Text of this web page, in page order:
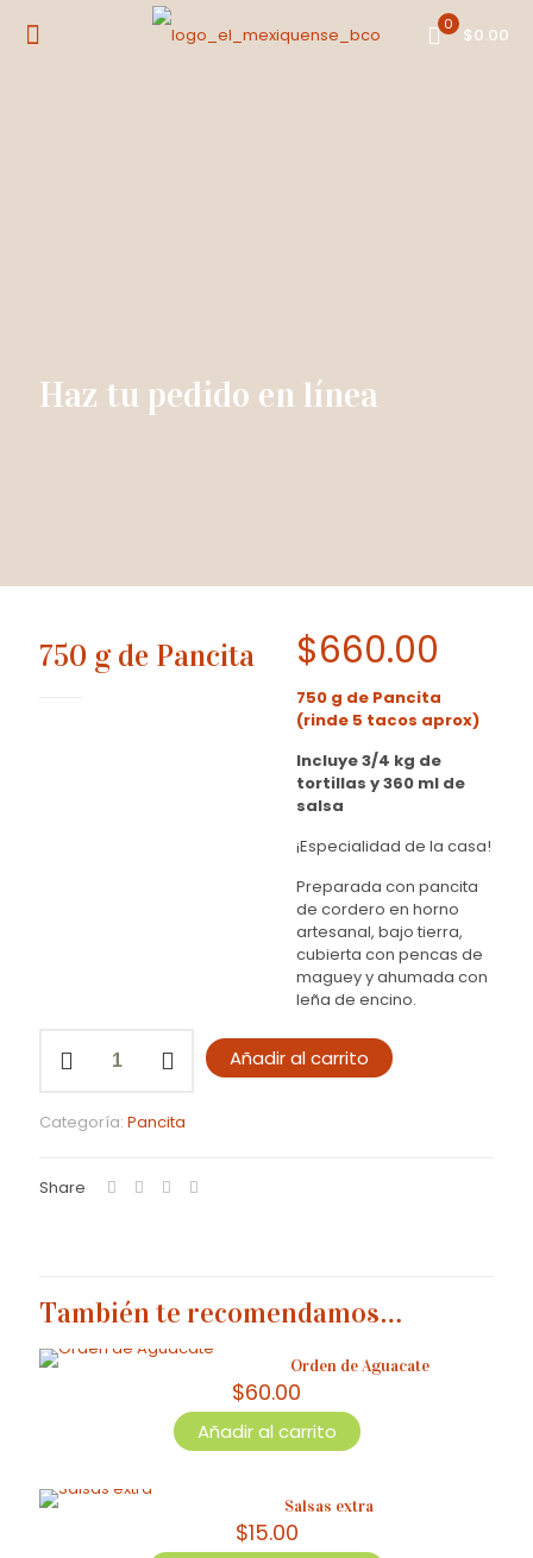
0 $0.00
Haz tu pedido en línea
750 g de Pancita $660.00
750 g de Pancita
(rinde 5 tacos aprox)
Incluye 3/4 kg de
tortillas y 360 ml de
salsa
¡Especialidad de la casa!
Preparada con pancita
de cordero en horno
artesanal, bajo tierra,
cubierta con pencas de
maguey y ahumada con
leña de encino.
cantidad
Añadir al carrito
Categoría: Pancita
Share
También te recomendamos…
Orden de Aguacate
$60.00
Añadir al carrito
Salsas extra
$15.00